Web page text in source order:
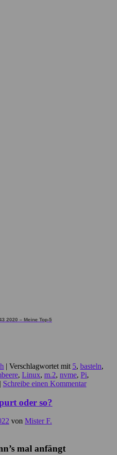
2020 – Meine Top-5
| Verschlagwortet mit 5, basteln,
, Linux, m.2, nvme, Pi,
| Schreibe einen Kommentar
oder so?
von Mister F.
mal anfängt